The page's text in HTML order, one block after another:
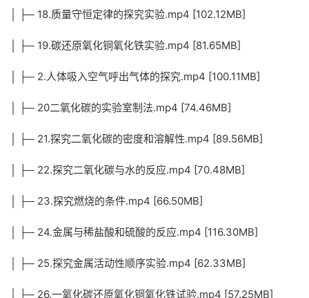
│ ├─ 18.质量守恒定律的探究实验.mp4 [102.12MB]
│ ├─ 19.碳还原氧化铜氧化铁实验.mp4 [81.65MB]
│ ├─ 2.人体吸入空气呼出气体的探究.mp4 [100.11MB]
│ ├─ 20二氧化碳的实验室制法.mp4 [74.46MB]
│ ├─ 21.探究二氧化碳的密度和溶解性.mp4 [89.56MB]
│ ├─ 22.探究二氧化碳与水的反应.mp4 [70.48MB]
│ ├─ 23.探究燃烧的条件.mp4 [66.50MB]
│ ├─ 24.金属与稀盐酸和硫酸的反应.mp4 [116.30MB]
│ ├─ 25.探究金属活动性顺序实验.mp4 [62.33MB]
│ ├─ 26.一氧化碳还原氧化铜氧化铁试验.mp4 [57.25MB]